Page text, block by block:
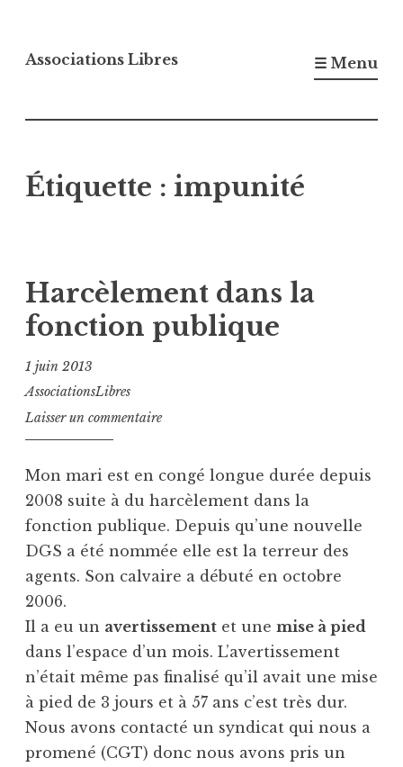
au
Associations Libres ☰ Menu
Étiquette : impunité
Harcèlement dans la
fonction publique
1 juin 2013
AssociationsLibres
Laisser un commentaire
Mon mari est en congé longue durée depuis
2008 suite à du harcèlement dans la
fonction publique. Depuis qu’une nouvelle
DGS a été nommée elle est la terreur des
agents. Son calvaire a débuté en octobre
2006.
Il a eu un avertissement et une mise à pied
dans l’espace d’un mois. L’avertissement
n’était même pas finalisé qu’il avait une mise
à pied de 3 jours et à 57 ans c’est très dur.
Nous avons contacté un syndicat qui nous a
promené (CGT) donc nous avons pris un